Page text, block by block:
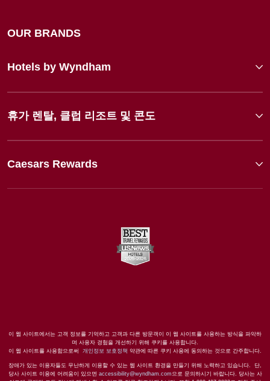
OUR BRANDS
Hotels by Wyndham
휴가 렌탈, 클럽 리조트 및 콘도
Caesars Rewards
이 웹 사이트에서는 고객 정보를 기억하고 고객과 다른 방문객이 이 웹 사이트를 사용하는 방식을 파악하
며 사용자 경험을 개선하기 위해 쿠키를 사용합니다.
이 웹 사이트를 사용함으로써 개인정보 보호정책 약관에 따른 쿠키 사용에 동의하는 것으로 간주합니다.
장애가 있는 이용자들도 무난하게 이용할 수 있는 웹 사이트 환경을 만들기 위해 노력하고 있습니다. 단,
당사 사이트 이용에 어려움이 있으면 accessibility@wyndham.com으로 문의하시기 바랍니다. 당사는 사